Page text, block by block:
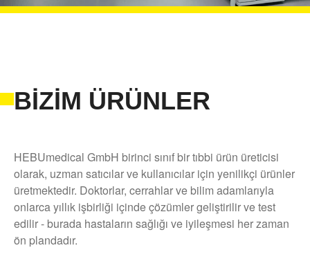
BIZIM ÜRÜNLER
HEBUmedical GmbH birinci sınıf bir tıbbi ürün üreticisi
olarak, uzman satıcılar ve kullanıcılar için yenilikçi ürünler
üretmektedir. Doktorlar, cerrahlar ve bilim adamlarıyla
onlarca yıllık işbirliği içinde çözümler geliştirilir ve test
edilir - burada hastaların sağlığı ve iyileşmesi her zaman
ön plandadır.